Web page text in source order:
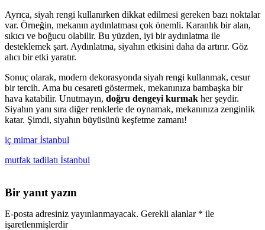
Ayrıca, siyah rengi kullanırken dikkat edilmesi gereken bazı noktalar
var. Örneğin, mekanın aydınlatması çok önemli. Karanlık bir alan,
sıkıcı ve boğucu olabilir. Bu yüzden, iyi bir aydınlatma ile
desteklemek şart. Aydınlatma, siyahın etkisini daha da artırır. Göz
alıcı bir etki yaratır.
Sonuç olarak, modern dekorasyonda siyah rengi kullanmak, cesur
bir tercih. Ama bu cesareti göstermek, mekanınıza bambaşka bir
hava katabilir. Unutmayın, doğru dengeyi kurmak her şeydir.
Siyahın yanı sıra diğer renklerle de oynamak, mekanınıza zenginlik
katar. Şimdi, siyahın büyüsünü keşfetme zamanı!
iç mimar İstanbul
mutfak tadilatı İstanbul
Bir yanıt yazın
E-posta adresiniz yayınlanmayacak. Gerekli alanlar * ile
işaretlenmişlerdir